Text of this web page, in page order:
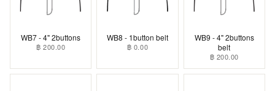
WB7 - 4" 2buttons
฿ 200.00
WB8 - 1button belt
฿ 0.00
WB9 - 4" 2buttons
belt
฿ 200.00